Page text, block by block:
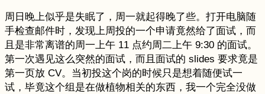
周日晚上似乎是失眠了，周一就起得晚了些。打开电脑随
手检查邮件时，发现上周投的一个申请竟然给了面试，而
且是非常离谱的周一上午 11 点约周二上午 9:30 的面试。
第一次遇见这么突然的面试，而且面试的 slides 要求竟是
第一页放 CV。当初投这个岗的时候只是想着随便试一
试，毕竟这个组是在做植物相关的东西，我一个完全没做